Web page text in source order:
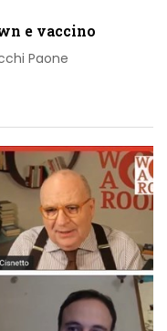
e vaccino
Paone